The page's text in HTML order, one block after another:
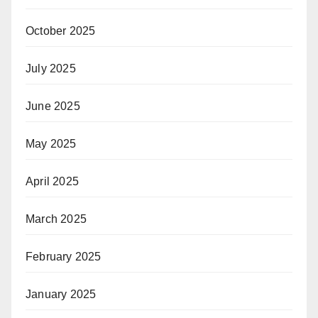
October 2025
July 2025
June 2025
May 2025
April 2025
March 2025
February 2025
January 2025